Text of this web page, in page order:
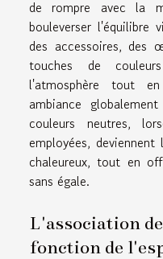
de rompre avec la
bouleverser l'équilibre
des accessoires, des
touches de
l'atmosphère tout
ambiance
couleurs neutres,
employées,
chaleureux, tout en
sans égale.
L'association
fonction de